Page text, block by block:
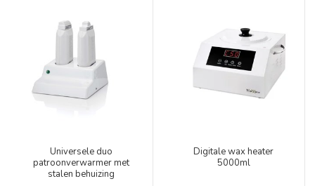
Universele duo
patroonverwarmer met
stalen behuizing
Digitale wax heater
5000ml